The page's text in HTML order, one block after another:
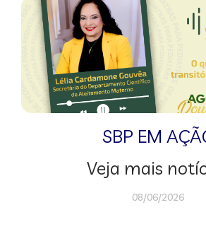
SBP EM
Veja mais
08/06/2026